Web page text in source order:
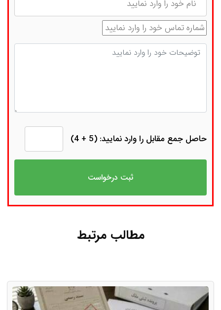
شماره تماس
توضیحات
حاصل جمع مقابل را وارد نمایید: (5 + 4)
مطالب مرتبط